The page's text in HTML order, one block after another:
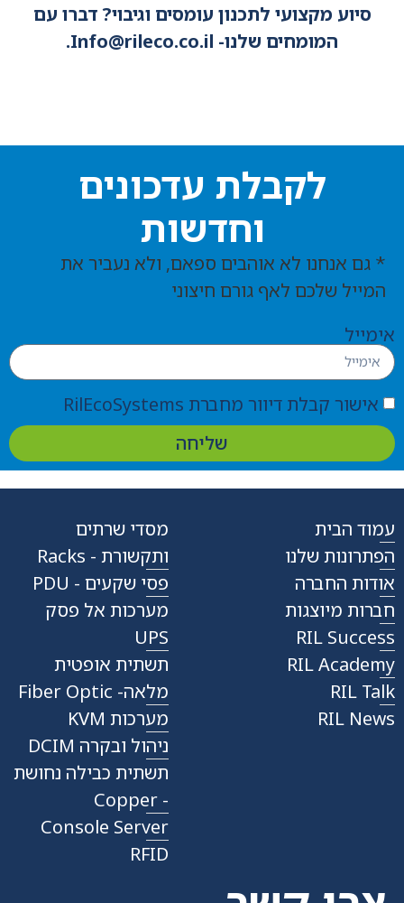
סיוע מקצועי לתכנון עומסים וגיבוי? דברו עם
המומחים שלנו- Info@rileco.co.il.
לקבלת עדכונים
וחדשות
* גם אנחנו לא אוהבים ספאם, ולא נעביר את
המייל שלכם לאף גורם חיצוני
אימייל
אישור קבלת דיוור מחברת RilEcoSystems
שליחה
עמוד הבית
הפתרונות שלנו
אודות החברה
חברות מיוצגות
RIL Success
RIL Academy
RIL Talk
RIL News
מסדי שרתים
ותקשורת - Racks
פסי שקעים - PDU
מערכות אל פסק
UPS
תשתית אופטית
מלאה- Fiber Optic
מערכות KVM
ניהול ובקרה DCIM
תשתית כבילה נחושת
- Copper
Console Server
RFID